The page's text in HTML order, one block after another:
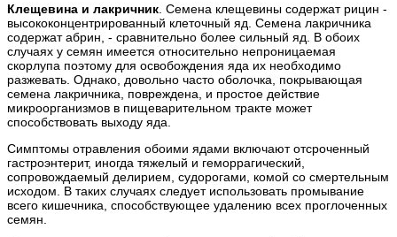
Клещевина и лакричник . Семена клещевины содержат рицин -
высококонцентрированный клеточный яд. Семена лакричника
содержат абрин, - сравнительно более сильный яд. В обоих
случаях у семян имеется относительно непроницаемая
скорлупа поэтому для освобождения яда их необходимо
разжевать. Однако, довольно часто оболочка, покрывающая
семена лакричника, повреждена, и простое действие
микроорганизмов в пищеварительном тракте может
способствовать выходу яда.
Симптомы отравления обоими ядами включают отсроченный
гастроэнтерит, иногда тяжелый и геморрагический,
сопровождаемый делирием, судорогами, комой со смертельным
исходом. В таких случаях следует использовать промывание
всего кишечника, способствующее удалению всех проглоченных
семян.